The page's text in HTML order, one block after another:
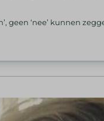
geen ‘nee’ kunnen